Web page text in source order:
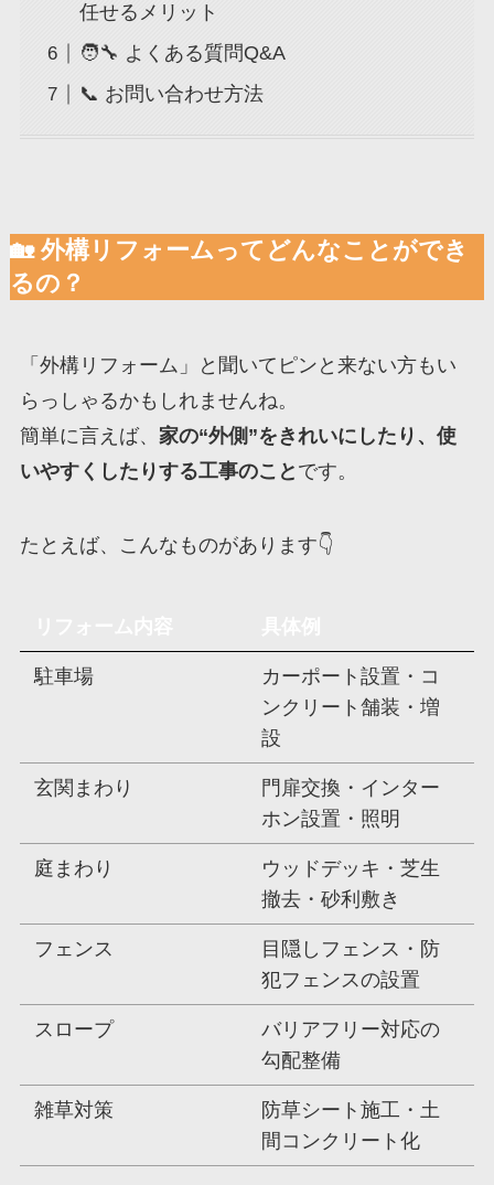
任せるメリット
🧑‍🔧 よくある質問Q&A
📞 お問い合わせ方法
🏡 外構リフォームってどんなことができ
るの？
「外構リフォーム」と聞いてピンと来ない方もい
らっしゃるかもしれませんね。
簡単に言えば、 家の“外側”をきれいにしたり、使
いやすくしたりする工事のこと です。
たとえば、こんなものがあります👇
駐車場
カーポート設置・コ
ンクリート舗装・増
設
玄関まわり
門扉交換・インター
ホン設置・照明
庭まわり
ウッドデッキ・芝生
撤去・砂利敷き
フェンス
目隠しフェンス・防
犯フェンスの設置
スロープ
バリアフリー対応の
勾配整備
雑草対策
防草シート施工・土
間コンクリート化